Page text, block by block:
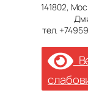
141802,
тел.